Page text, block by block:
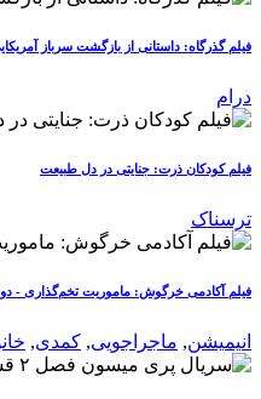
فیلم گذرگاه: داستانی از بازگشت سرباز
درام
فیلم کودکان ذرت: جنایتی در دل طبیعت
ترسناک
فیلم آکادمی خرگوش: ماموریت تخم‌گذاری -
انیمیشن, ماجراجویی, کمدی,